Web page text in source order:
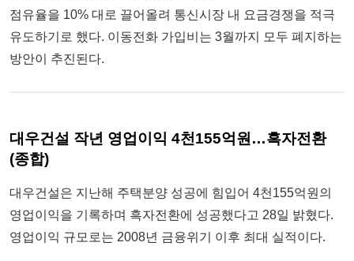
점유율을 10% 대로 끌어올려 통신시장 내 요금경쟁을 적극
유도하기로 했다. 이동전화 가입비는 3월까지 모두 폐지하는
방안이 추진된다.
대우건설 작년 영업이익 4천155억원…흑자전환
(종합)
대우건설은 지난해 주택분양 성공에 힘입어 4천155억원의
영업이익을 기록하며 흑자전환에 성공했다고 28일 밝혔다.
영업이익 규모로는 2008년 금융위기 이후 최대 실적이다.